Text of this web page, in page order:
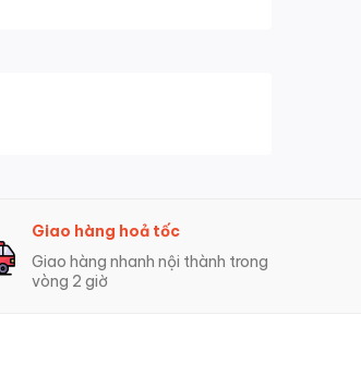
Giao hàng hoả tốc
Giao hàng nhanh nội thành trong
vòng 2 giờ